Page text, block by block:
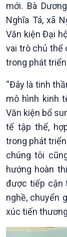
mới. Bà
Nghĩa Tá, xã
Văn kiện Đại
vai trò chủ thể
trong phát
“Đây là tinh
mô hình kinh
Văn kiện bổ
tế tập thể,
trong phát
chúng tôi
hướng hoàn
được tiếp cận
nghề, chuyển
xúc tiến